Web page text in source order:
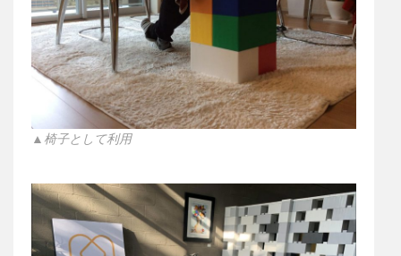
▲椅子として利用